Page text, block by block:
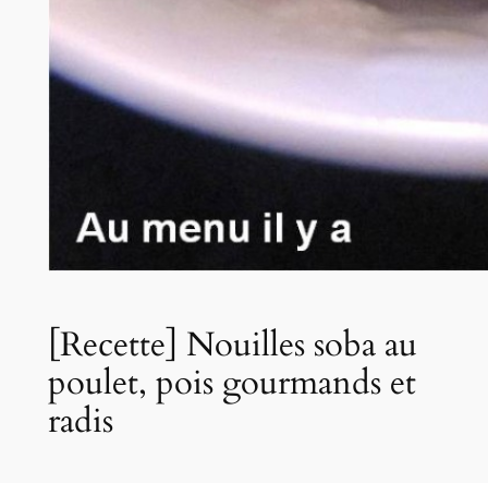
[Recette] Nouilles soba au
poulet, pois gourmands et
radis